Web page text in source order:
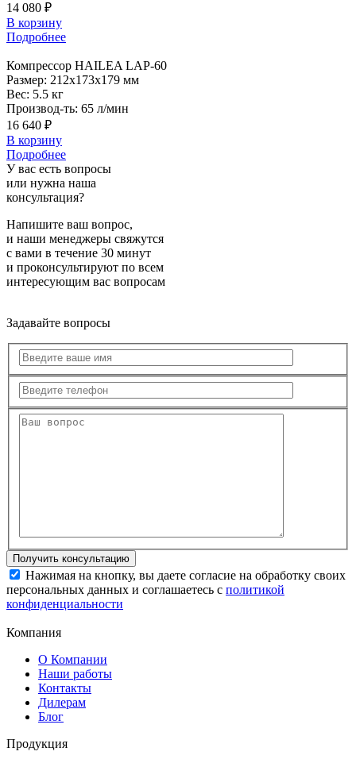
14 080 ₽
В корзину
Подробнее
Компрессор HAILEA LAP-60
Размер: 212x173x179 мм
Вес: 5.5 кг
Производ-ть: 65 л/мин
16 640 ₽
В корзину
Подробнее
У вас есть вопросы
или нужна наша
консультация?
Напишите ваш вопрос,
и наши менеджеры свяжутся
с вами в течение 30 минут
и проконсультируют по всем
интересующим вас вопросам
Задавайте вопросы
Нажимая на кнопку, вы даете согласие на обработку своих
персональных данных и соглашаетесь с политикой
конфиденциальности
Компания
О Компании
Наши работы
Контакты
Дилерам
Блог
Продукция